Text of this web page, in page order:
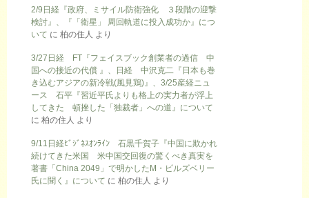
2/9日経『政府、ミサイル防衛強化 ３段階の迎撃
検討』、『「衛星」 周回軌道に投入成功か』につ
いて に 柏の住人 より
3/27日経 FT『フェイスブック創業者の過信 中
国への接近の代償 』、日経 中沢克二『日本も巻
き込むアジアの新冷戦(風見鶏)』、3/25産経ニュ
ース 石平『習近平氏よりも格上の実力者が浮上
してきた 頓挫した「独裁者」への道』について
に 柏の住人 より
9/11日経ﾋﾞｼﾞﾈｽｵﾝﾗｲﾝ 石黒千賀子『中国に欺かれ
続けてきた米国 米中国交回復の驚くべき真実を
著書「China 2049」で明かしたM・ピルズベリー
氏に聞く』について に 柏の住人 より